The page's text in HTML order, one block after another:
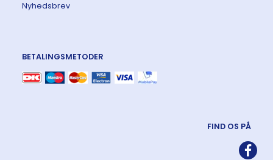
Nyhedsbrev
BETALINGSMETODER
FIND OS PÅ